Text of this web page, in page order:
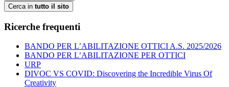
Cerca in tutto il sito
Ricerche frequenti
BANDO PER L’ABILITAZIONE OTTICI A.S. 2025/2026
BANDO PER L’ABILITAZIONE PER OTTICI
URP
DIVOC VS COVID: Discovering the Incredible Virus Of
Creativity